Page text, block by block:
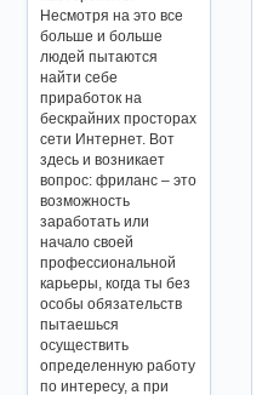
Несмотря на это все
больше и больше
людей пытаются
найти себе
приработок на
бескрайних просторах
сети Интернет. Вот
здесь и возникает
вопрос: фриланс – это
возможность
заработать или
начало своей
профессиональной
карьеры, когда ты без
особы обязательств
пытаешься
осуществить
определенную работу
по интересу, а при